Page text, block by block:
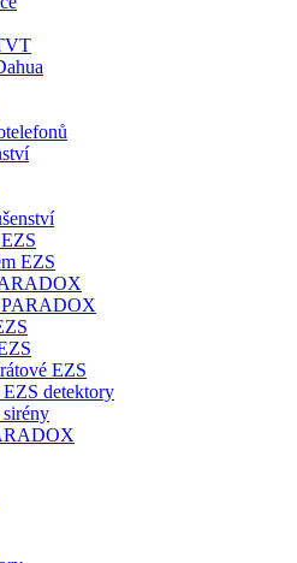
EZS
PARADOX
EZS
detektory